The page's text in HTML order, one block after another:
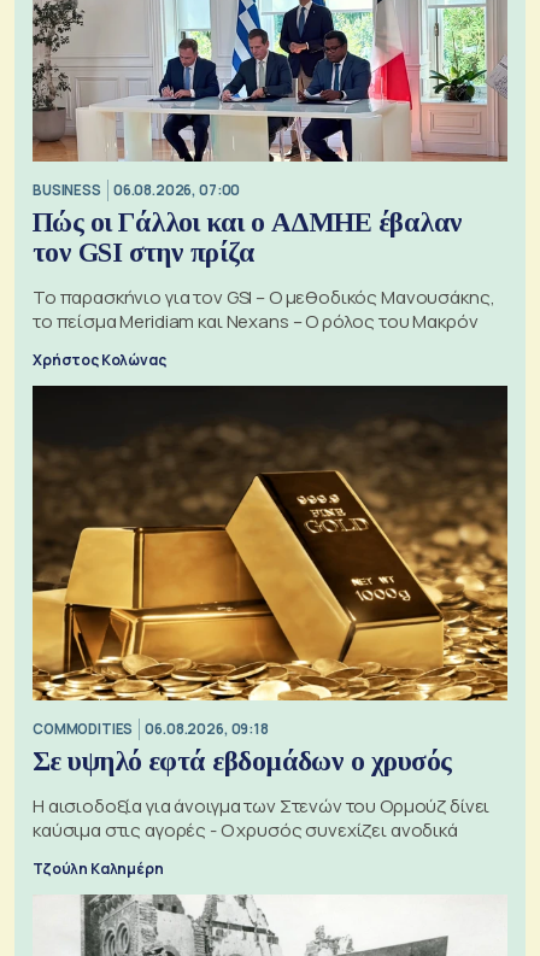
BUSINESS 06.08.2026, 07:00
Πώς οι Γάλλοι και ο ΑΔΜΗΕ έβαλαν
τον GSI στην πρίζα
Το παρασκήνιο για τον GSI – Ο μεθοδικός Μανουσάκης,
το πείσμα Meridiam και Nexans – Ο ρόλος του Μακρόν
Χρήστος Κολώνας
COMMODITIES 06.08.2026, 09:18
Σε υψηλό εφτά εβδομάδων ο χρυσός
Η αισιοδοξία για άνοιγμα των Στενών του Ορμούζ δίνει
καύσιμα στις αγορές - Ο χρυσός συνεχίζει ανοδικά
Τζούλη Καλημέρη